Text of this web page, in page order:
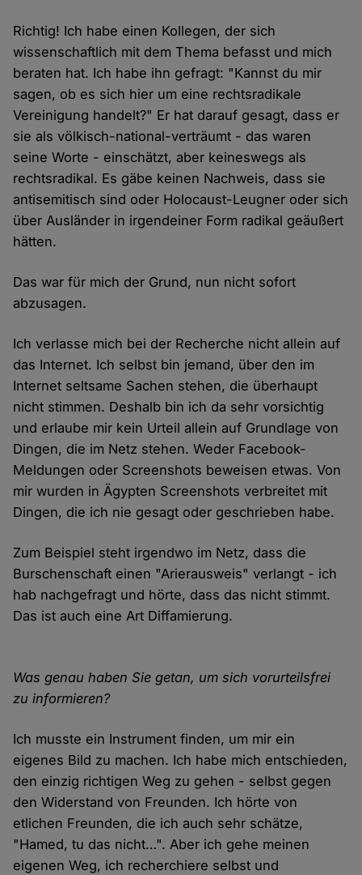
Richtig! Ich habe einen Kollegen, der sich
wissenschaftlich mit dem Thema befasst und mich
beraten hat. Ich habe ihn gefragt: "Kannst du mir
sagen, ob es sich hier um eine rechtsradikale
Vereinigung handelt?" Er hat darauf gesagt, dass er
sie als völkisch-national-verträumt - das waren
seine Worte - einschätzt, aber keineswegs als
rechtsradikal. Es gäbe keinen Nachweis, dass sie
antisemitisch sind oder Holocaust-Leugner oder sich
über Ausländer in irgendeiner Form radikal geäußert
hätten.
Das war für mich der Grund, nun nicht sofort
abzusagen.
Ich verlasse mich bei der Recherche nicht allein auf
das Internet. Ich selbst bin jemand, über den im
Internet seltsame Sachen stehen, die überhaupt
nicht stimmen. Deshalb bin ich da sehr vorsichtig
und erlaube mir kein Urteil allein auf Grundlage von
Dingen, die im Netz stehen. Weder Facebook-
Meldungen oder Screenshots beweisen etwas. Von
mir wurden in Ägypten Screenshots verbreitet mit
Dingen, die ich nie gesagt oder geschrieben habe.
Zum Beispiel steht irgendwo im Netz, dass die
Burschenschaft einen "Arierausweis" verlangt - ich
hab nachgefragt und hörte, dass das nicht stimmt.
Das ist auch eine Art Diffamierung.
Was genau haben Sie getan, um sich vorurteilsfrei
zu informieren?
Ich musste ein Instrument finden, um mir ein
eigenes Bild zu machen. Ich habe mich entschieden,
den einzig richtigen Weg zu gehen - selbst gegen
den Widerstand von Freunden. Ich hörte von
etlichen Freunden, die ich auch sehr schätze,
"Hamed, tu das nicht…". Aber ich gehe meinen
eigenen Weg, ich recherchiere selbst und